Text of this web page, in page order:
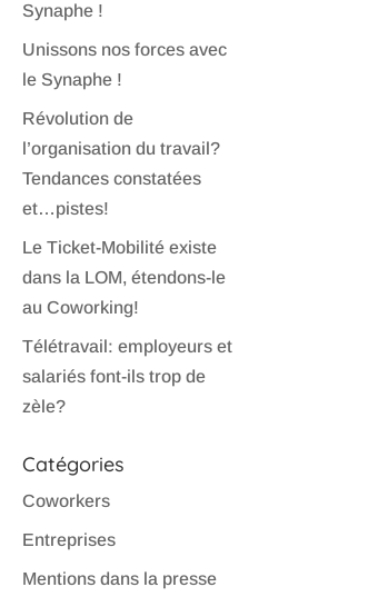
Synaphe !
Unissons nos forces avec
le Synaphe !
Révolution de
l’organisation du travail?
Tendances constatées
et…pistes!
Le Ticket-Mobilité existe
dans la LOM, étendons-le
au Coworking!
Télétravail: employeurs et
salariés font-ils trop de
zèle?
Catégories
Coworkers
Entreprises
Mentions dans la presse